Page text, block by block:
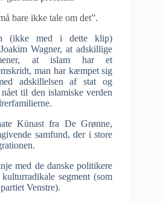
bare ikke tale om det”.
(ikke med i dette klip)
Wagner, at adskillige
mener, at islam har et
man har kæmpet sig
adskillelsen af stat og
til den islamiske verden
Künast fra De Grønne,
samfund, der i store
med de danske politikere
segment (som
Venstre).